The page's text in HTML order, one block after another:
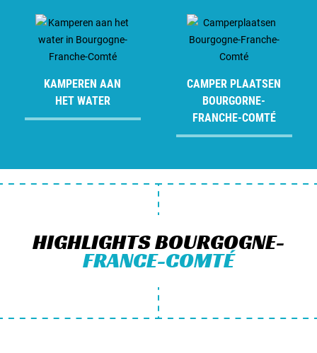
KAMPEREN AAN
HET WATER
CAMPER PLAATSEN
BOURGORNE-
FRANCHE-COMTÉ
HIGHLIGHTS BOURGOGNE-
FRANCE-COMTÉ